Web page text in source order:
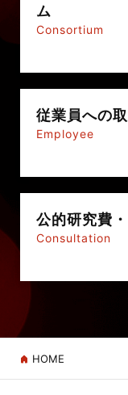
ム
Consortium
従業員への
Employee
公的研究費・
Consultation
HOME